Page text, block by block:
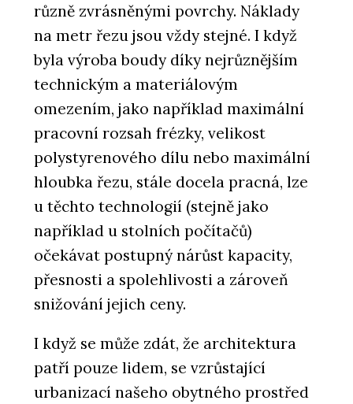
různě zvrásněnými povrchy. Náklady
na metr řezu jsou vždy stejné. I když
byla výroba boudy díky nejrůznějším
technickým a materiálovým
omezením, jako například maximální
pracovní rozsah frézky, velikost
polystyrenového dílu nebo maximální
hloubka řezu, stále docela pracná, lze
u těchto technologií (stejně jako
například u stolních počítačů)
očekávat postupný nárůst kapacity,
přesnosti a spolehlivosti a zároveň
snižování jejich ceny.
I když se může zdát, že architektura
patří pouze lidem, se vzrůstající
urbanizací našeho obytného prostřed